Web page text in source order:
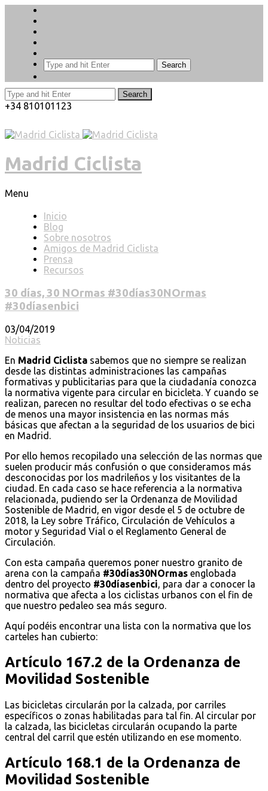
Search
Search
+34 810101123
Madrid Ciclista
Menu
Inicio
Blog
Sobre nosotros
Amigos de Madrid Ciclista
Prensa
Recursos
30 días, 30 NOrmas #30días30NOrmas
#30díasenbici
03/04/2019
Noticias
En Madrid Ciclista sabemos que no siempre se realizan
desde las distintas administraciones las campañas
formativas y publicitarias para que la ciudadanía conozca
la normativa vigente para circular en bicicleta. Y cuando se
realizan, parecen no resultar del todo efectivas o se echa
de menos una mayor insistencia en las normas más
básicas que afectan a la seguridad de los usuarios de bici
en Madrid.
Por ello hemos recopilado una selección de las normas que
suelen producir más confusión o que consideramos más
desconocidas por los madrileños y los visitantes de la
ciudad. En cada caso se hace referencia a la normativa
relacionada, pudiendo ser la Ordenanza de Movilidad
Sostenible de Madrid, en vigor desde el 5 de octubre de
2018, la Ley sobre Tráfico, Circulación de Vehículos a
motor y Seguridad Vial o el Reglamento General de
Circulación.
Con esta campaña queremos poner nuestro granito de
arena con la campaña #30días30NOrmas englobada
dentro del proyecto #30díasenbici, para dar a conocer la
normativa que afecta a los ciclistas urbanos con el fin de
que nuestro pedaleo sea más seguro.
Aquí podéis encontrar una lista con la normativa que los
carteles han cubierto:
Artículo 167.2 de la Ordenanza de
Movilidad Sostenible
Las bicicletas circularán por la calzada, por carriles
específicos o zonas habilitadas para tal fin. Al circular por
la calzada, las bicicletas circularán ocupando la parte
central del carril que estén utilizando en ese momento.
Artículo 168.1 de la Ordenanza de
Movilidad Sostenible